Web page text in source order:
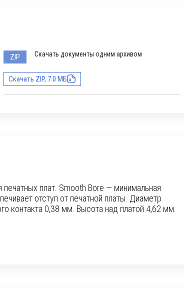
ZIP Скачать документы одним архивом
Скачать ZIP, 7.0 МБ
плат. Smooth Bore — минимальная
отступ от печатной платы. Диаметр
контакта 0,38 мм. Высота над платой 4,62 мм.